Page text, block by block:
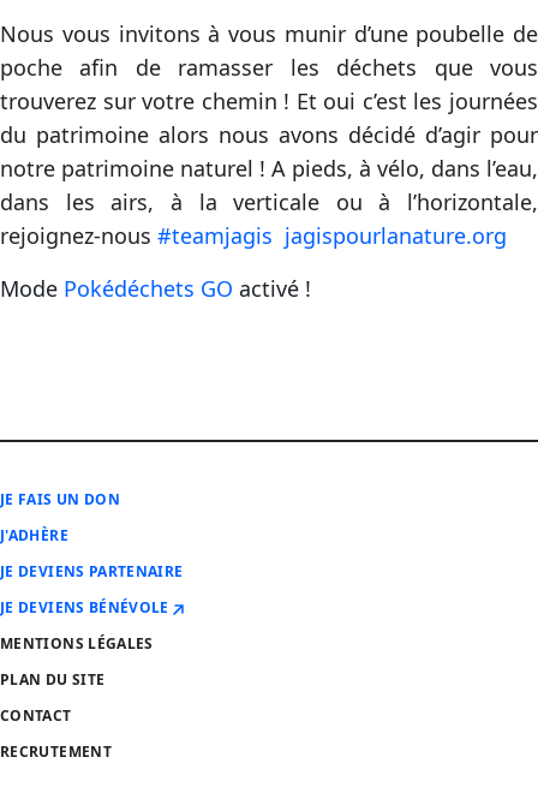
Nous vous invitons à vous munir d’une poubelle de
poche afin de ramasser les déchets que vous
trouverez sur votre chemin ! Et oui c’est les journées
du patrimoine alors nous avons décidé d’agir pour
notre patrimoine naturel ! A pieds, à vélo, dans l’eau,
dans les airs, à la verticale ou à l’horizontale,
rejoignez-nous #teamjagis jagispourlanature.org
Mode Pokédéchets GO activé !
JE FAIS UN DON
J'ADHÈRE
JE DEVIENS PARTENAIRE
JE DEVIENS BÉNÉVOLE
MENTIONS LÉGALES
PLAN DU SITE
CONTACT
RECRUTEMENT